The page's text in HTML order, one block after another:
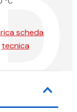
scheda
tecnica